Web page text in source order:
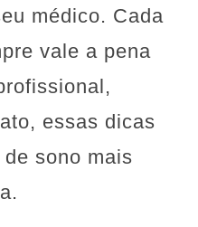
médico. Cada
vale a pena
essas dicas
sono mais